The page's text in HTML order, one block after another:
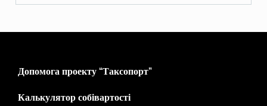
Допомога проекту “Таксопорт”
Калькулятор собівартості